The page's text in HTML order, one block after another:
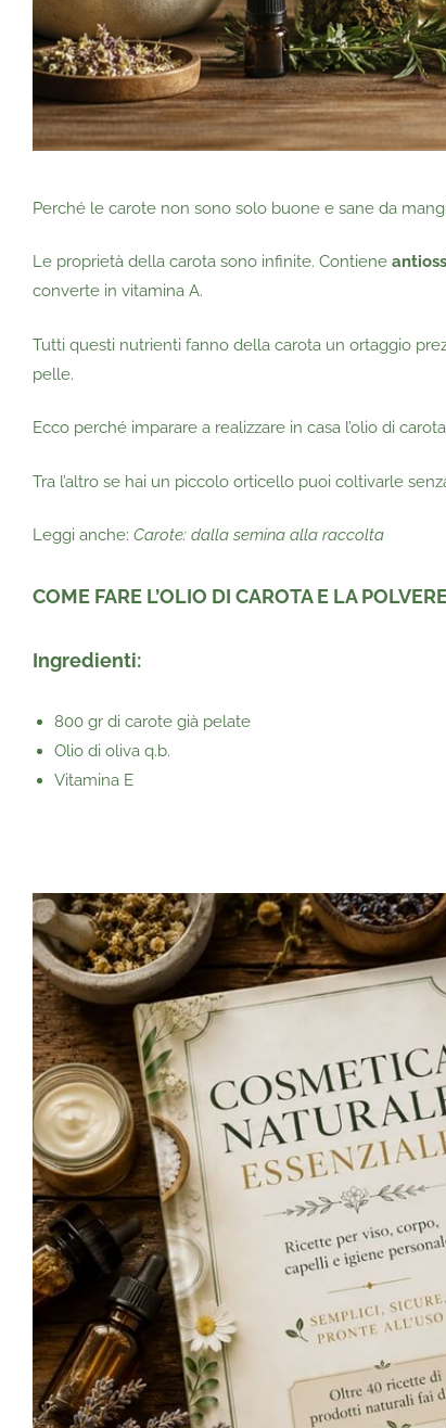
Perché le carote non sono solo buone e sane da
Le proprietà della carota sono infinite. Contiene
converte in vitamina A.
Tutti questi nutrienti fanno della carota un ortaggio
pelle.
Ecco perché imparare a realizzare in casa l’olio di
Tra l’altro se hai un piccolo orticello puoi coltivarle
Leggi anche: Carote: dalla semina alla raccolta
COME FARE L’OLIO DI CAROTA E LA
Ingredienti:
800 gr di carote già pelate
Olio di oliva q.b.
Vitamina E